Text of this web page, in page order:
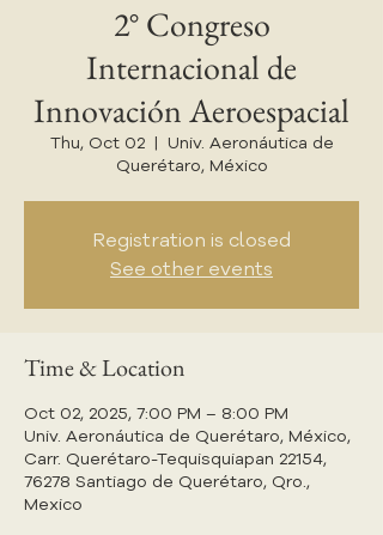
2° Congreso
Internacional de
Innovación Aeroespacial
Thu, Oct 02
  |
Univ. Aeronáutica de
Querétaro, México
Registration is closed
See other events
Time & Location
Oct 02, 2025, 7:00 PM – 8:00 PM
Univ. Aeronáutica de Querétaro, México,
Carr. Querétaro-Tequisquiapan 22154,
76278 Santiago de Querétaro, Qro.,
Mexico